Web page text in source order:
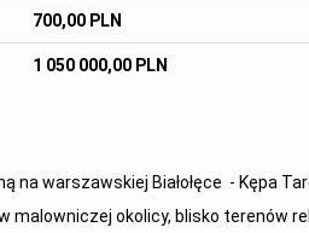
700,00 PLN
1 050 000,00 PLN
na warszawskiej Białołęce - Kępa
okolicy, blisko terenów